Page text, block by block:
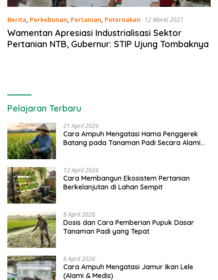
Berita, Perkebunan, Pertanian, Peternakan 12 Maret 2021
Wamentan Apresiasi Industrialisasi Sektor
Pertanian NTB, Gubernur: STIP Ujung Tombaknya
Pelajaran Terbaru
21 April 2026
Cara Ampuh Mengatasi Hama Penggerek
Batang pada Tanaman Padi Secara Alami
12 April 2026
Cara Membangun Ekosistem Pertanian
Berkelanjutan di Lahan Sempit
8 April 2026
Dosis dan Cara Pemberian Pupuk Dasar
Tanaman Padi yang Tepat
6 April 2026
Cara Ampuh Mengatasi Jamur Ikan Lele
(Alami & Medis)